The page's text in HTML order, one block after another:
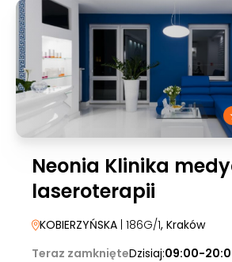
Neonia Klinika
laseroterapii
KOBIERZYŃSKA | 186G/1, Kraków
Teraz zamknięteDzisiaj:09:00-